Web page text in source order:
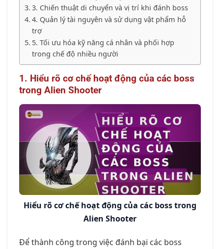
3. Chiến thuật di chuyển và vị trí khi đánh boss
4. Quản lý tài nguyên và sử dụng vật phẩm hỗ
trợ
5. Tối ưu hóa kỹ năng cá nhân và phối hợp
trong chế độ nhiều người
1. Hiểu rõ cơ chế hoạt động của các boss
trong Alien Shooter
Hiểu rõ cơ chế hoạt động của các boss trong
Alien Shooter
Để thành công trong việc đánh bại các boss